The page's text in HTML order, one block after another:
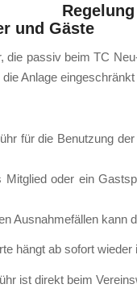
und Gäste
die pas­siv beim TC
Anla­ge
für die Benut­zung
Mit­glied oder ein
Aus­nah­me­fäl­len kann
hängt ab sofort wie­der
ist direkt beim